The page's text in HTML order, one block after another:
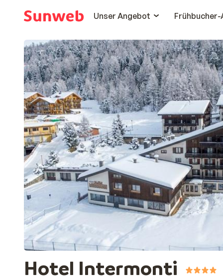
Unser Angebot
Hotel Intermonti